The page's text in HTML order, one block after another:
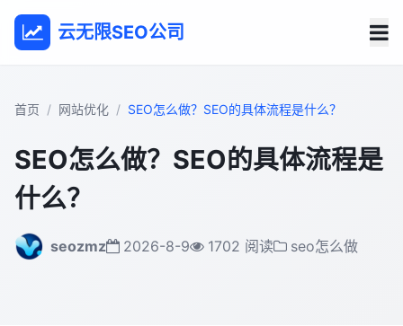
云无限SEO公司
首页 网站优化 SEO怎么做？SEO的具体流程是什么？
SEO怎么做？SEO的具体流程是
什么？
seozmz 2026-8-9 1702 阅读 seo怎么做